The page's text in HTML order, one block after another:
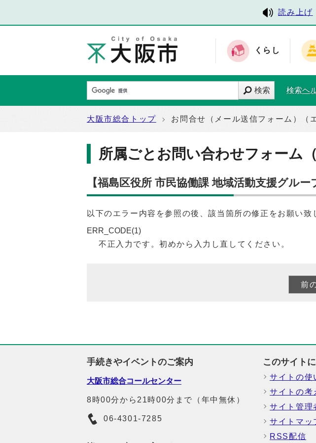
読み上げ
くらし
検索 検索ヘ
大阪市総合トップ お問合せ（メール送信フォーム）（
所属ごとお問い合わせフォーム（
【福島区役所 市民協働課 地域活動支援グル
以下のエラー内容を参照の後、該当箇所の修正をお願い致
ERR_CODE(1)
不正入力です。初めから入力し直してください。
手続きやイベントのご案内
大阪市総合コールセンター
8時00分から21時00分まで（年中無休）
06-4301-7285
このサイト
サイトの使
サイトの考
サイト管理
サイトマッ
RSS配信